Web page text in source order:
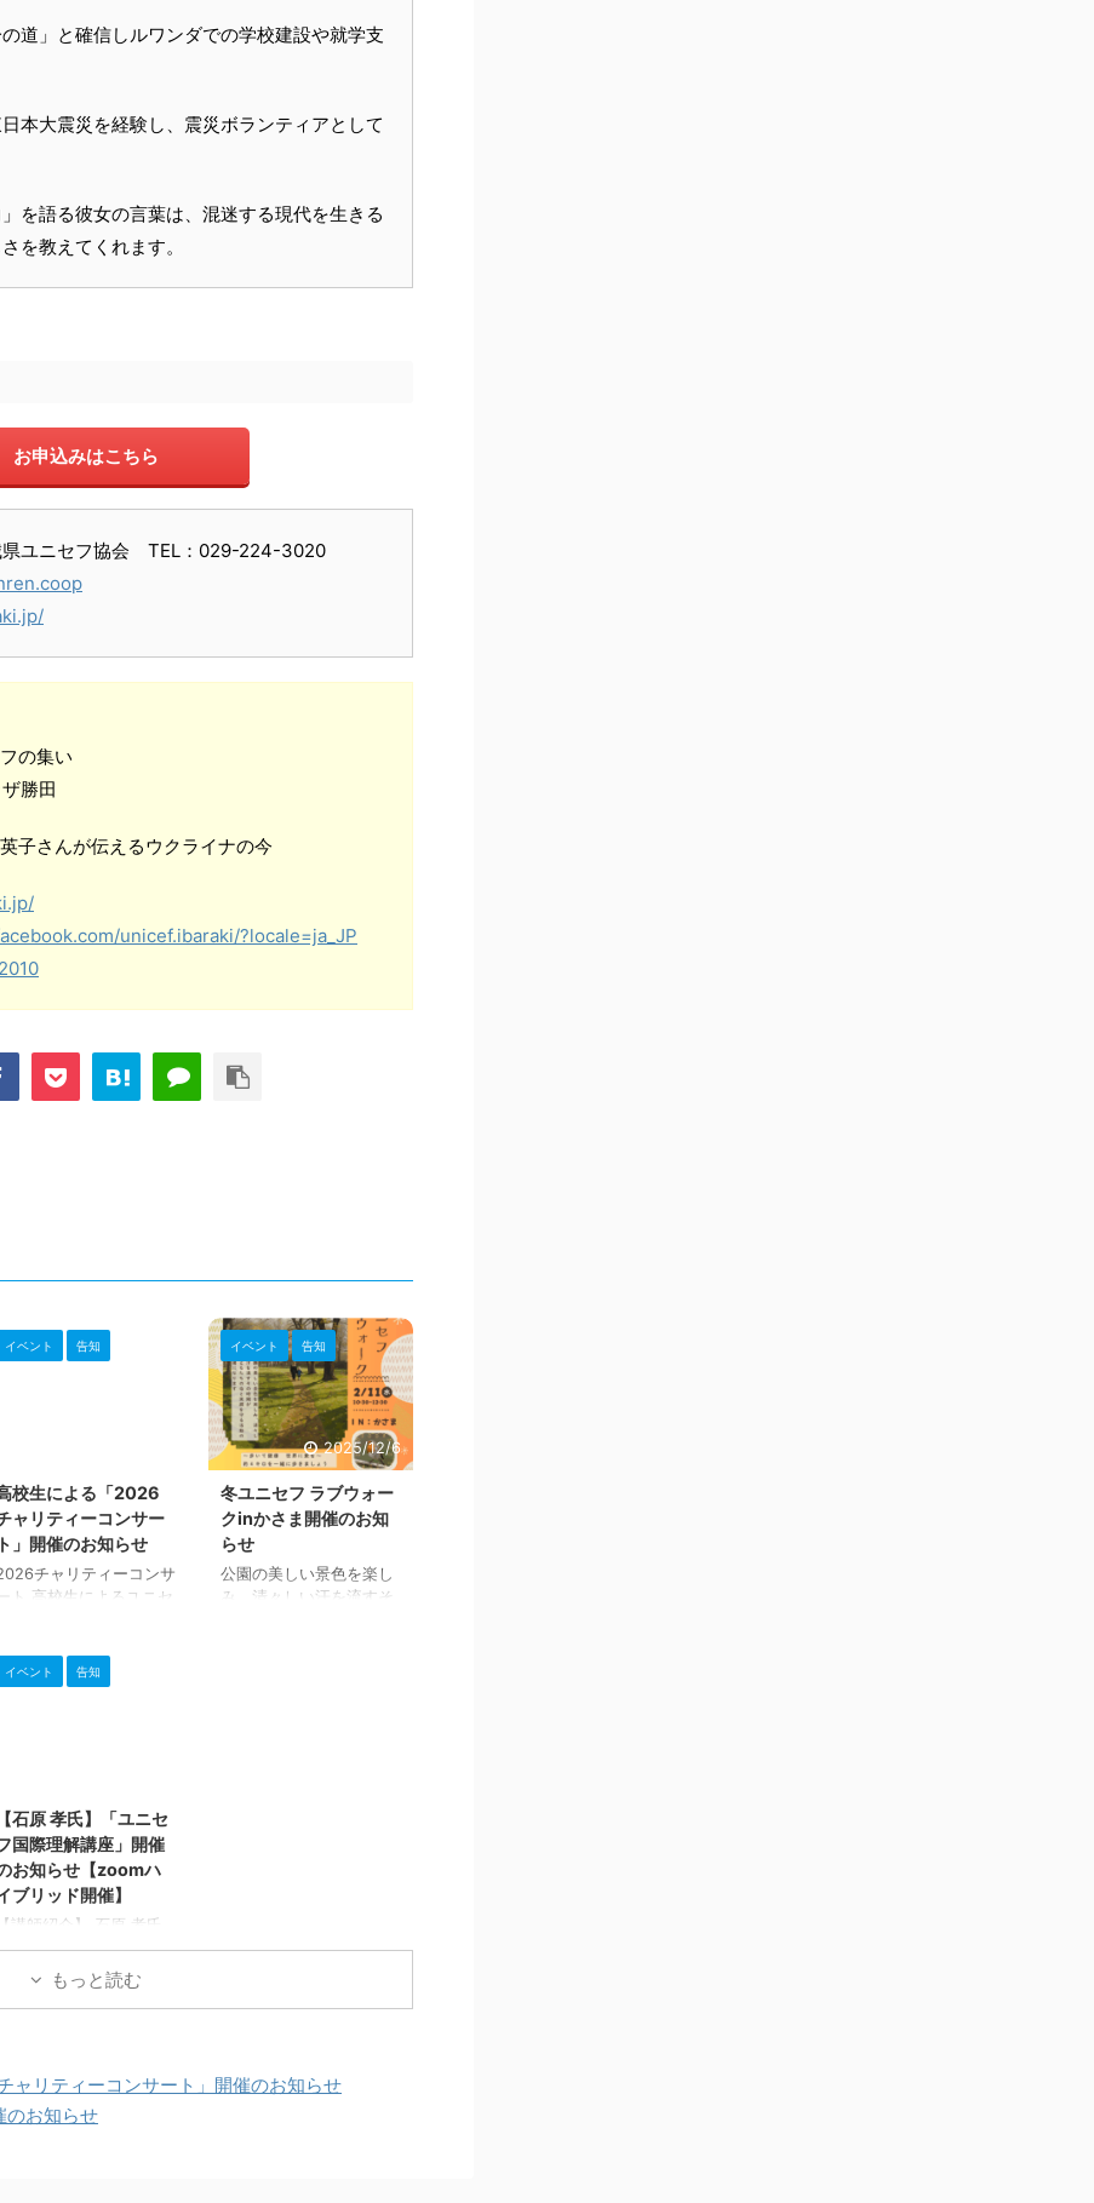
の道」と確信しルワンダでの学校建設や就学支
本大震災を経験し、震災ボランティアとして
を語る彼女の言葉は、混迷する現代を生きる
を教えてくれます。
お申込みはこちら
県ユニセフ協会 TEL：029-224-3020
の集い
勝田
子さんが伝えるウクライナの今
unicef.ibaraki/?locale=ja_JP
イベント 告知
校生による「2026
ャリティーコンサー
ト」開催のお知らせ
チャリティーコンサ
ート 高校生によるユニセ
「平和」「希望」「未
」を音楽で届けます。
500円 （3歳以下無料）
会場：ザ・ヒロサワ・シ
ィ会館 (茨城県立県民
化センター) 小ホール
（茨城県水戸市千波町
teket.jp/16155/
イベント 告知
2025/12/6
冬ユニセフ ラブウォー
クinかさま開催のお知
らせ
公園の美しい景色を楽し
み、清々しい汗を流すそ
2.html ■参加費： ...
イベント 告知
【石原 孝氏】「ユニセ
国際理解講座」開催
お知らせ【zoomハ
ブリッド開催】
【講師紹介】 石原 孝氏
年生まれ。2005年
朝日新聞社入社。 国際報
道部所属。ヨハネスブル
材。南アフリカラグビ
チームのリーダーにつ
いての著書も刊行。イン
もっと読む
ャリティーコンサート」開催のお知らせ
のお知らせ